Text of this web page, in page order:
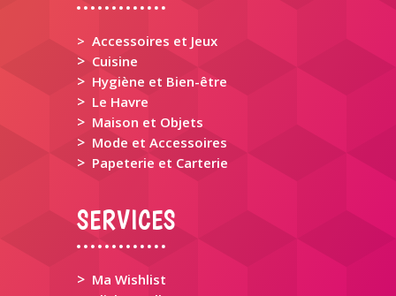
> Accessoires et Jeux
> Cuisine
> Hygiène et Bien-être
> Le Havre
> Maison et Objets
> Mode et Accessoires
> Papeterie et Carterie
SERVICES
> Ma Wishlist